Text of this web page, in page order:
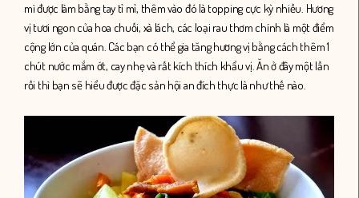
mì được làm bằng tay tỉ mỉ, thêm vào đó là topping cực kỳ nhiều. Hương
vị tươi ngon của hoa chuối, xà lách, các loại rau thơm chính là một điểm
cộng lớn của quán. Các bạn có thể gia tăng hương vị bằng cách thêm 1
chút nước mắm ớt, cay nhẹ và rất kích thích khẩu vị. Ăn ở đây một lần
rồi thì bạn sẽ hiểu được đặc sản hội an đích thực là như thế nào.